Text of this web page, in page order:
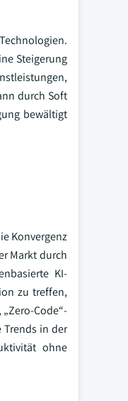
Steigerung
durch Soft
bewältigt
Konvergenz
Markt durch
KI-
zu treffen,
Code“-
in der
ohne